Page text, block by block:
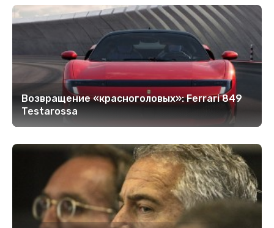
Возвращение «красноголовых»: Ferrari 849
Testarossa